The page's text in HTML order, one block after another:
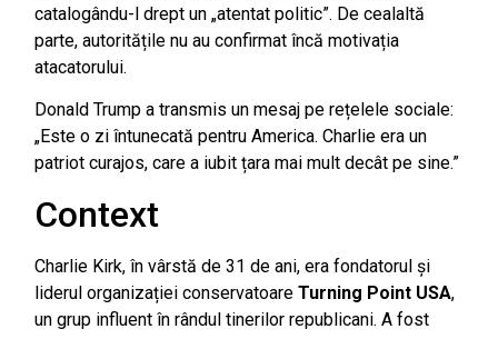
catalogându-l drept un „atentat politic”. De cealaltă
parte, autoritățile nu au confirmat încă motivația
atacatorului.
Donald Trump a transmis un mesaj pe rețelele sociale:
„Este o zi întunecată pentru America. Charlie era un
patriot curajos, care a iubit țara mai mult decât pe sine.”
Context
Charlie Kirk, în vârstă de 31 de ani, era fondatorul și
liderul organizației conservatoareTurning Point USA,
un grup influent în rândul tinerilor republicani. A fost